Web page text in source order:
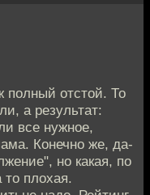
полный отстой. То
а результат:
все нужное,
Конечно же, да-
но какая, по
плохая.